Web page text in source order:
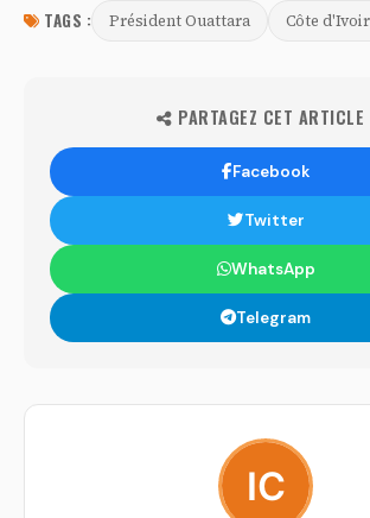
TAGS : Président Ouattara Côte
PARTAGEZ CET ARTICLE
Facebook
Twitter
WhatsApp
Telegram